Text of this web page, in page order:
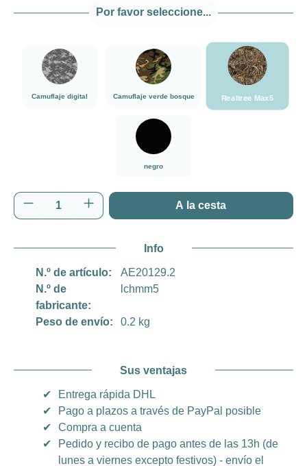
Por favor seleccione...
Camuflaje digital
###Camuflaje digital###LensCoat
Camuflaje verde bosque
###Camuflaje verde bosque###LensCoat
Realtree Max5
###Realtree
negro
negro
Cantidad del producto: introduce la
A la cesta
Info
N.º de artículo:
AE20129.2
N.º de
fabricante:
lchmm5
Peso de envío: 0.2 kg
Sus ventajas
✔
Entrega rápida DHL
✔
Pago a plazos a través de PayPal posible
✔
Compra a cuenta
✔
Pedido y recibo de pago antes de las 13h (de
lunes a viernes excepto festivos) - envío el